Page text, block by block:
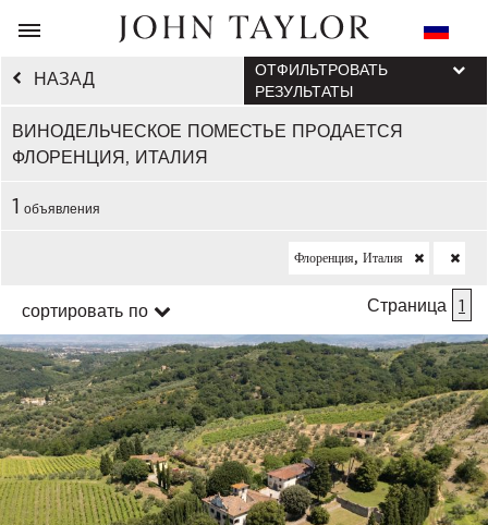
НАЗАД
ВИНОДЕЛЬЧЕСКОЕ ПОМЕСТЬЕ ПРОДАЕТСЯ
ФЛОРЕНЦИЯ, ИТАЛИЯ
ОТФИЛЬТРОВАТЬ
РЕЗУЛЬТАТЫ
1 объявления
Флоренция, Италия
сортировать по Страница 1